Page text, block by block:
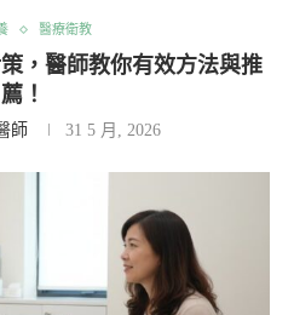
醫療衛教
，醫師教你有效方法與推
薦！
師 31 5 月, 2026